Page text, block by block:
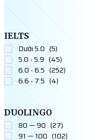
IELTS
Dưới 5.0 (5)
5.0 - 5.9 (45)
6.0 - 6.5 (252)
6.6 - 7.5 (4)
DUOLINGO
80 — 90 (27)
91 — 100 (102)